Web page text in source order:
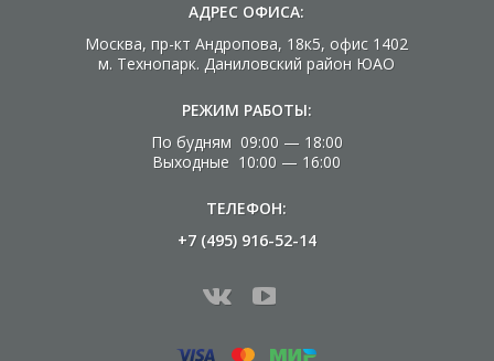
АДРЕС ОФИСА:
Москва, пр-кт Андропова, 18к5, офис 1402
м. Технопарк. Даниловский район ЮАО
РЕЖИМ РАБОТЫ:
По будням 09:00 — 18:00
Выходные 10:00 — 16:00
ТЕЛЕФОН:
+7 (495) 916-52-14